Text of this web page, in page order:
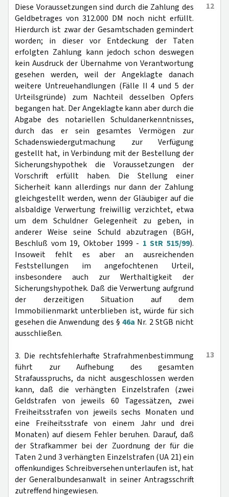
12
Diese Voraussetzungen sind durch die Zahlung des
Geldbetrages von 312.000 DM noch nicht erfüllt.
Hierdurch ist zwar der Gesamtschaden gemindert
worden; in dieser vor Entdeckung der Taten
erfolgten Zahlung kann jedoch schon deswegen
kein Ausdruck der Übernahme von Verantwortung
gesehen werden, weil der Angeklagte danach
weitere Untreuehandlungen (Fälle II 4 und 5 der
Urteilsgründe) zum Nachteil desselben Opfers
begangen hat. Der Angeklagte kann aber durch die
Abgabe des notariellen Schuldanerkenntnisses,
durch das er sein gesamtes Vermögen zur
Schadenswiedergutmachung zur Verfügung
gestellt hat, in Verbindung mit der Bestellung der
Sicherungshypothek die Voraussetzungen der
Vorschrift erfüllt haben. Die Stellung einer
Sicherheit kann allerdings nur dann der Zahlung
gleichgestellt werden, wenn der Gläubiger auf die
alsbaldige Verwertung freiwillig verzichtet, etwa
um dem Schuldner Gelegenheit zu geben, in
anderer Weise seine Schuld abzutragen (BGH,
Beschluß vom 19, Oktober 1999 - 1 StR 515/99).
Insoweit fehlt es aber an ausreichenden
Feststellungen im angefochtenen Urteil,
insbesondere auch zur Werthaltigkeit der
Sicherungshypothek. Daß die Verwertung aufgrund
der derzeitigen Situation auf dem
Immobilienmarkt unterblieben ist, würde für sich
gesehen die Anwendung des §46a Nr. 2 StGB nicht
ausschließen.
13
3. Die rechtsfehlerhafte Strafrahmenbestimmung
führt zur Aufhebung des gesamten
Strafausspruchs, da nicht ausgeschlossen werden
kann, daß die verhängten Einzelstrafen (zwei
Geldstrafen von jeweils 60 Tagessätzen, zwei
Freiheitsstrafen von jeweils sechs Monaten und
eine Freiheitsstrafe von einem Jahr und drei
Monaten) auf diesem Fehler beruhen. Darauf, daß
der Strafkammer bei der Zuordnung der für die
Taten 2 und 3 verhängten Einzelstrafen (UA 21) ein
offenkundiges Schreibversehen unterlaufen ist, hat
der Generalbundesanwalt in seiner Antragsschrift
zutreffend hingewiesen.